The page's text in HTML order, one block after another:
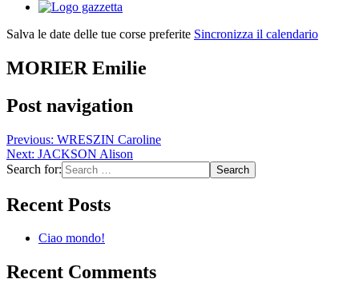
Salva le date delle tue corse preferite Sincronizza il calendario
MORIER Emilie
Post navigation
Previous: WRESZIN Caroline
Next: JACKSON Alison
Search for:
Recent Posts
Ciao mondo!
Recent Comments